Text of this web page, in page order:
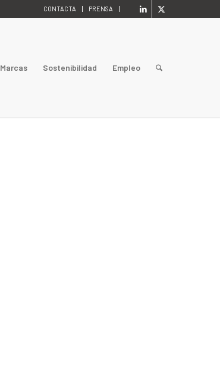
CONTACTA PRENSA
Marcas Sostenibilidad Empleo